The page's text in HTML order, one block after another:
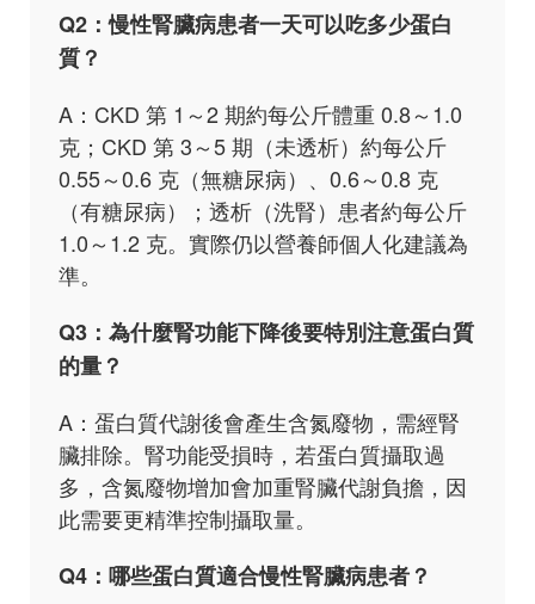
Q2：慢性腎臟病患者一天可以吃多少蛋白
質？
A：CKD 第 1～2 期約每公斤體重 0.8～1.0
克；CKD 第 3～5 期（未透析）約每公斤
0.55～0.6 克（無糖尿病）、0.6～0.8 克
（有糖尿病）；透析（洗腎）患者約每公斤
1.0～1.2 克。實際仍以營養師個人化建議為
準。
Q3：為什麼腎功能下降後要特別注意蛋白質
的量？
A：蛋白質代謝後會產生含氮廢物，需經腎
臟排除。腎功能受損時，若蛋白質攝取過
多，含氮廢物增加會加重腎臟代謝負擔，因
此需要更精準控制攝取量。
Q4：哪些蛋白質適合慢性腎臟病患者？